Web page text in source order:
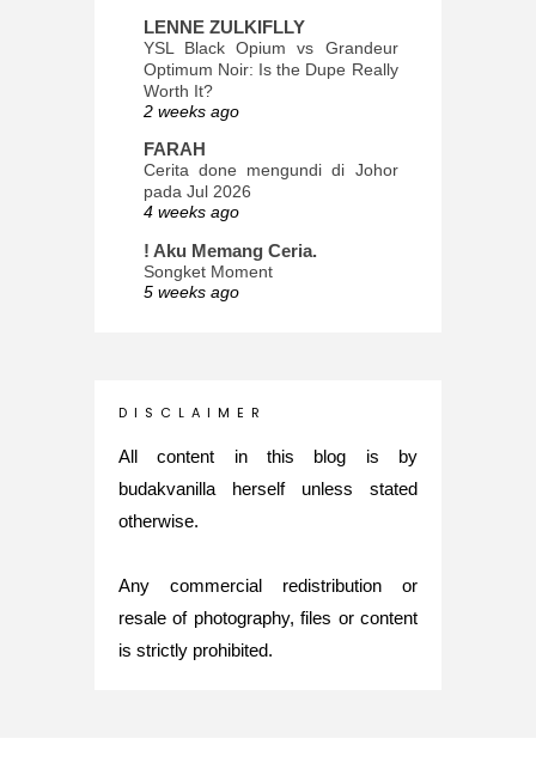
LENNE ZULKIFLLY
YSL Black Opium vs Grandeur
Optimum Noir: Is the Dupe Really
Worth It?
2 weeks ago
FARAH
Cerita done mengundi di Johor
pada Jul 2026
4 weeks ago
! Aku Memang Ceria.
Songket Moment
5 weeks ago
INTROVERTED GIRL
Glory of Special Forces!
Maria Elena
What's up
Nurul Rasya
Back in Japan for My PhD: 2024
Recap of New Challenge
8 months ago
D I S C L A I M E R
All content in this blog is by
budakvanilla herself unless stated
otherwise.
Any commercial redistribution or
resale of photography, files or content
is strictly prohibited.